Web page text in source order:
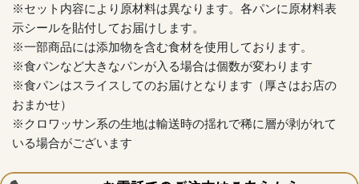
※セット内容により原材料は異なります。各パンに原材料表
示シールを貼付してお届けします。
※一部商品には添加物を含む食材を使用しております。
※食パンなど大きなパンが入る場合は個数が変わります
※食パンはスライスしてのお届けとなります（厚さはお店の
おまかせ）
※クロワッサン系の生地は輸送時の揺れで稀に層が剥がれて
いる場合がございます